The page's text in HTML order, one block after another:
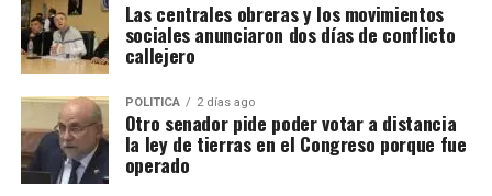
Las centrales obreras y los movimientos
sociales anunciaron dos días de conflicto
callejero
POLITICA 2 días ago
Otro senador pide poder votar a distancia
la ley de tierras en el Congreso porque fue
operado